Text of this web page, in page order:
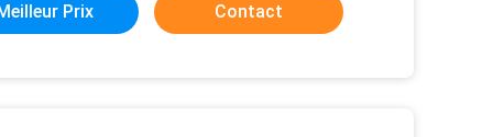
Prix Contact